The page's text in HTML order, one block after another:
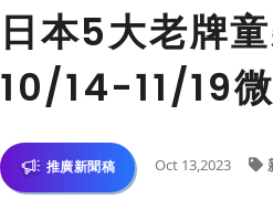
日本5大老牌
10/14-11/19
推廣新聞稿 Oct 13,2023